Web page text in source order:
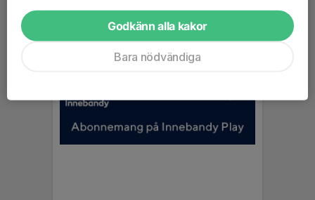
Godkänn alla kakor
Bara nödvändiga